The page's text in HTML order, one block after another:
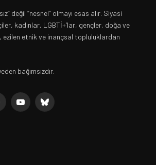
değil “nesnel” olmayı esas alır. Siyasi
kadınlar, LGBTİ+’lar, gençler, doğa ve
ezilen etnik ve inançsal topluluklardan
bağımsızdır.
YouTubeBluesky